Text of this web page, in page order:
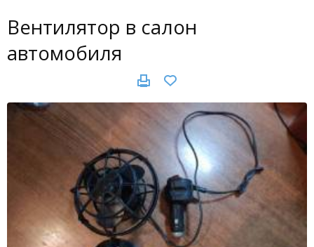
Вентилятор в салон
автомобиля